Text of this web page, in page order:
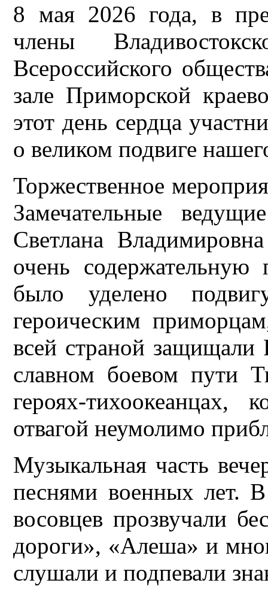
8 мая 2026 года, в
члены
Всероссийского
зале Приморской
этот день сердца
о великом подвиге
Торжественное
Замечательные
Светлана
очень
было уделено
героическим
всей страной защищали
славном боевом пути
героях-
отвагой неумолимо
Музыкальная часть
песнями военных лет. В
восовцев прозвучали
дороги», «Алеша» и
слушали и подпевали